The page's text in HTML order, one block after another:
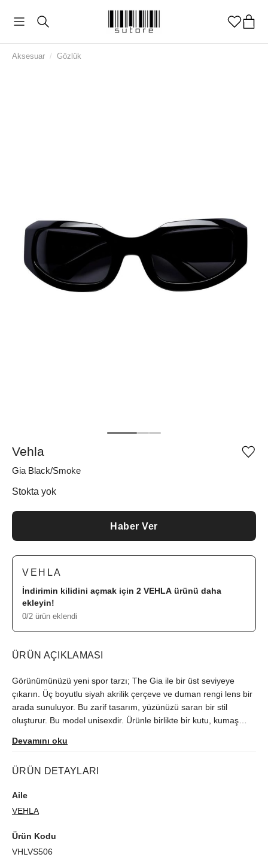
Aksesuar / Gözlük
Vehla
Gia Black/Smoke
Stokta yok
Haber Ver
VEHLA
İndirimin kilidini açmak için 2 VEHLA ürünü daha
ekleyin!
0/2 ürün eklendi
ÜRÜN AÇIKLAMASI
Görünümünüzü yeni spor tarzı; The Gia ile bir üst seviyeye
çıkarın. Üç boyutlu siyah akrilik çerçeve ve duman rengi lens bir
arada sunuluyor. Bu zarif tasarım, yüzünüzü saran bir stil
oluşturur. Bu model unisexdir. Ürünle birlikte bir kutu, kumaş
Gia Black/Smoke ile tarzınıza tarz katın.
Devamını oku
ÜRÜN DETAYLARI
Aile
VEHLA
Ürün Kodu
VHLVS506